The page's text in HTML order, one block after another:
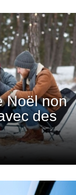
Noël non
des